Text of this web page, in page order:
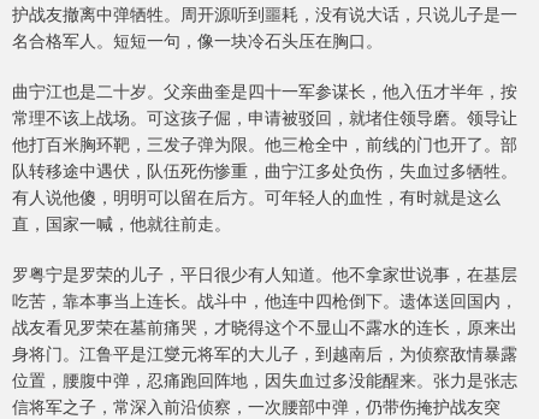
护战友撤离中弹牺牲。周开源听到噩耗，没有说大话，只说儿子是一
名合格军人。短短一句，像一块冷石头压在胸口。
曲宁江也是二十岁。父亲曲奎是四十一军参谋长，他入伍才半年，按
常理不该上战场。可这孩子倔，申请被驳回，就堵住领导磨。领导让
他打百米胸环靶，三发子弹为限。他三枪全中，前线的门也开了。部
队转移途中遇伏，队伍死伤惨重，曲宁江多处负伤，失血过多牺牲。
有人说他傻，明明可以留在后方。可年轻人的血性，有时就是这么
直，国家一喊，他就往前走。
罗粤宁是罗荣的儿子，平日很少有人知道。他不拿家世说事，在基层
吃苦，靠本事当上连长。战斗中，他连中四枪倒下。遗体送回国内，
战友看见罗荣在墓前痛哭，才晓得这个不显山不露水的连长，原来出
身将门。江鲁平是江燮元将军的大儿子，到越南后，为侦察敌情暴露
位置，腰腹中弹，忍痛跑回阵地，因失血过多没能醒来。张力是张志
信将军之子，常深入前沿侦察，一次腰部中弹，仍带伤掩护战友突